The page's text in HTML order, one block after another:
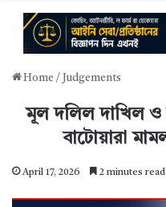
Home / Judgements
মূল দলিল দাখিল
বাটোয়ারা
April 17, 2026 2 minutes read